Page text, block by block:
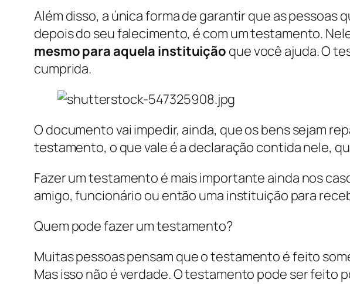
Além disso, a única forma de garantir que as
depois do seu falecimento, é com um testamento.
mesmo para aquela instituição que você ajuda. O
cumprida.
O documento vai impedir, ainda, que os bens sejam
testamento, o que vale é a declaração contida nele,
Fazer um testamento é mais importante ainda nos
amigo, funcionário ou então uma instituição para
Quem pode fazer um testamento?
Muitas pessoas pensam que o testamento é feito
Mas isso não é verdade. O testamento pode ser feito